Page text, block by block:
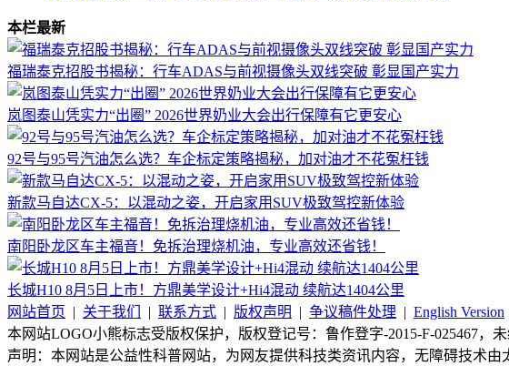
本栏最新
福瑞泰克招股书揭秘：行车ADAS与前视摄像头双线突破 彰显国产实力
岚图泰山凭实力“出圈” 2026世界奶业大会出行保障有它更安心
92号与95号汽油怎么选？车企标定策略揭秘，加对油才不花冤枉钱
新款马自达CX-5：以混动之姿，开启家用SUV极致驾控新体验
南阳卧龙区车主福音！免拆治理烧机油，专业高效还省钱！
长城H10 8月5日上市！方鼎美学设计+Hi4混动 续航达1404公里
网站首页 | 关于我们 | 联系方式 | 版权声明 | 争议稿件处理 | English Version
本网站LOGO小熊标志受版权保护，版权登记号：鲁作登字-2015-F-025467，
声明：本网站是公益性科普网站，为网友提供科技类资讯内容，无障碍技术